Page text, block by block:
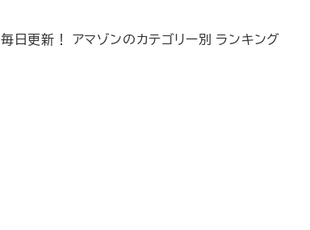
毎日更新！ アマゾンのカテゴリー別 ランキング